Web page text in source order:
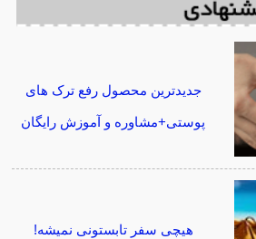
جدیدترین محصول رفع ترک های
پوستی+مشاوره و آموزش رایگان
هیچی سفر تابستونی نمیشه!